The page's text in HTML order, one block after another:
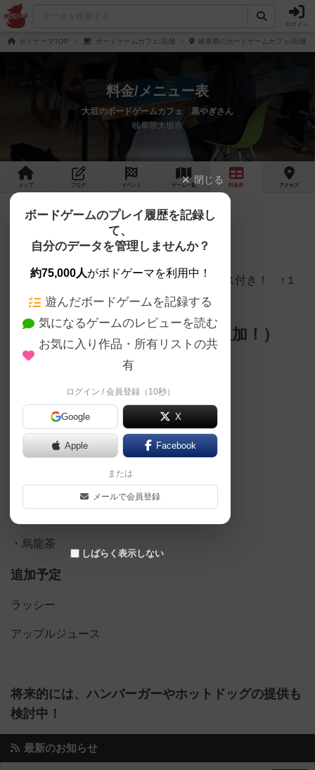
ログイン
ボドゲーマTOP ボードゲームカフェ/店舗 岐阜県のボードゲームカフェ/店舗
料金/メニュー表
大垣のボードゲームカフェ 黒やぎさん
岐阜県大垣市
トップ ブログ イベント ゲーム一覧 料金 表 アクセス
1時間1000円&１ドリンクサービス付き！
2時間2000円&１ドリンクサービス付き！
フリータイム 2500円&１ドリンクサービス付き！ ↑１
番人気コースです！
ドリンク（希望に応じて順次追加！）
・コカコーラ
・オレンジジュース
・グレープジュース
・コーヒー
・烏龍茶
追加予定
ラッシー
アップルジュース
将来的には、ハンバーガーやホットドッグの提供も
検討中！
最新のお知らせ
閉じる
ボードゲームのプレイ履歴を記録し
て、
自分のデータを管理しませんか？
約75,000人がボドゲーマを利用中！
遊んだボードゲームを記録する
気になるゲームのレビューを読む
お気に入り作品・所有リストの共
有
ログイン / 会員登録（10秒）
Google X
Apple Facebook
または
メールで会員登録
しばらく表示しない